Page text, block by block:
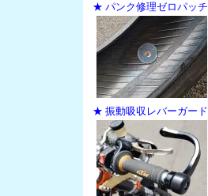
★ パンク修理ゼロパッチ
★ 振動吸収レバーガード